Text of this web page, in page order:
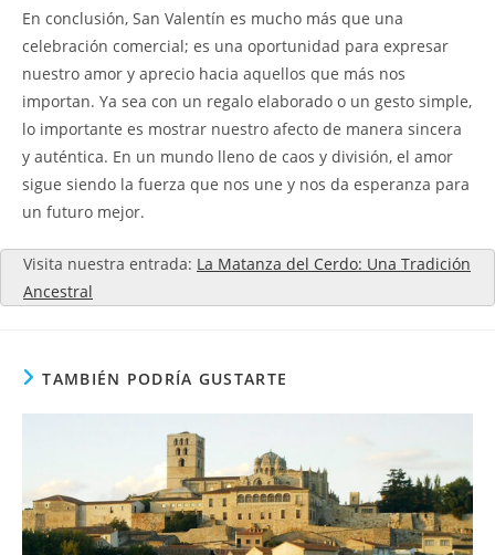
En conclusión, San Valentín es mucho más que una
celebración comercial; es una oportunidad para expresar
nuestro amor y aprecio hacia aquellos que más nos
importan. Ya sea con un regalo elaborado o un gesto simple,
lo importante es mostrar nuestro afecto de manera sincera
y auténtica. En un mundo lleno de caos y división, el amor
sigue siendo la fuerza que nos une y nos da esperanza para
un futuro mejor.
Visita nuestra entrada: La Matanza del Cerdo: Una Tradición
Ancestral
TAMBIÉN PODRÍA GUSTARTE